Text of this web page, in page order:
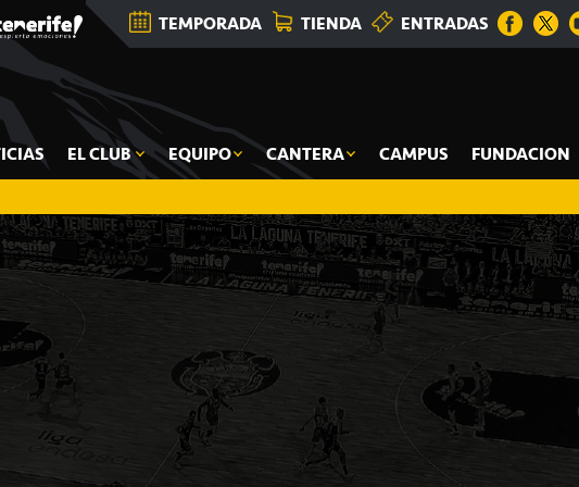
TEMPORADA TIENDA ENTRADAS
EL CLUB EQUIPO CANTERA CAMPUS FUNDACION